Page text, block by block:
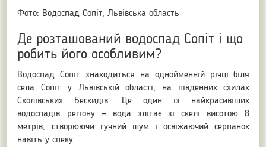
Фото: Водоспад Сопіт, Львівська область
Де розташований водоспад Сопіт і що
робить його особливим?
Водоспад Сопіт знаходиться на однойменній річці біля
села Сопіт у Львівській області, на південних схилах
Сколівських Бескидів. Це один із найкрасивіших
водоспадів регіону — вода злітає зі скелі висотою 8
метрів, створюючи гучний шум і освіжаючий серпанок
навіть у спеку.